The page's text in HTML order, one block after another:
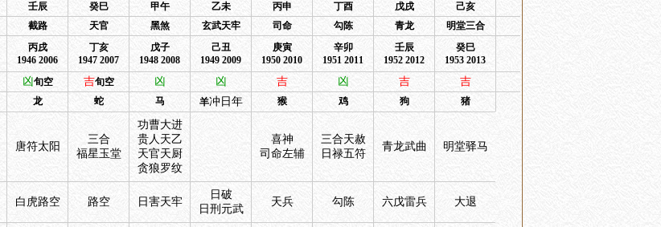
壬辰 癸巳 甲午 乙未 丙申 丁酉 戊戌
己亥
截路 天官 黑煞 玄武天牢 司命 勾陈 青龙 明堂三合
丙戌
1946 2006
丁亥
1947 2007
戊子
1948 2008
己丑
1949 2009
庚寅
1950 2010
辛卯
1951 2011
壬辰
1952 2012
癸巳
1953 2013
凶旬空 吉旬空 凶 凶 吉 凶 吉 吉
龙 蛇 马 羊冲日年 猴 鸡 狗 猪
唐符太阳
三合
福星玉堂
功曹大进
贵人天乙
天官天厨
贪狼罗纹
喜神
司命左辅
三合天赦
日禄五符
青龙武曲 明堂驿马
白虎路空 路空 日害天牢
日破
日刑元武
天兵 勾陈 六戊雷兵 大退